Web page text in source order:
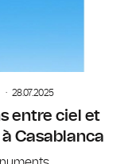
28.07.2025
entre ciel et
Casablanca